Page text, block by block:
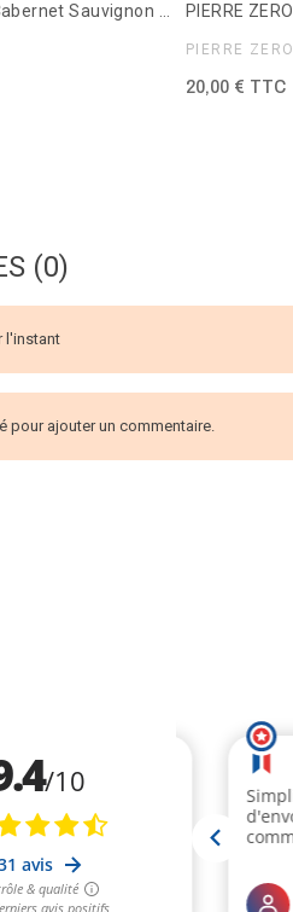
LE PETIT ETOILE profil Cabernet Sauvignon - Boisson sans alcool - 750ml
PIERRE ZÉRO
20,00 € TTC
(0)
l'instant
pour ajouter un commentaire.